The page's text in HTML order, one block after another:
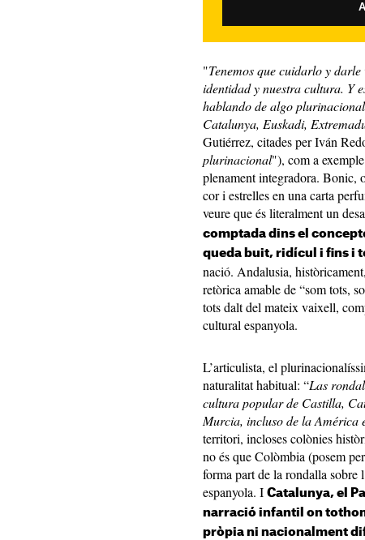
"Tenemos que cuidarlo y
identidad y nuestra cultura. Y
hablando de algo
Catalunya, Euskadi,
Gutiérrez, citades per Iván
plurinacional"), com a
plenament integradora. Bonic,
cor i estrelles en una carta
veure que és literalment un
comptada dins el
queda buit, ridícul i fins i
nació. Andalusia,
retòrica amable de “som tots,
tots dalt del mateix vaixell,
cultural espanyola.
L’articulista, el
naturalitat habitual: “Las
cultura popular de Castilla,
Murcia, incluso de la América
territori, incloses colònies
no és que Colòmbia (posem
forma part de la rondalla sobre
espanyola. I Catalunya, el
narració infantil on
pròpia ni nacionalment